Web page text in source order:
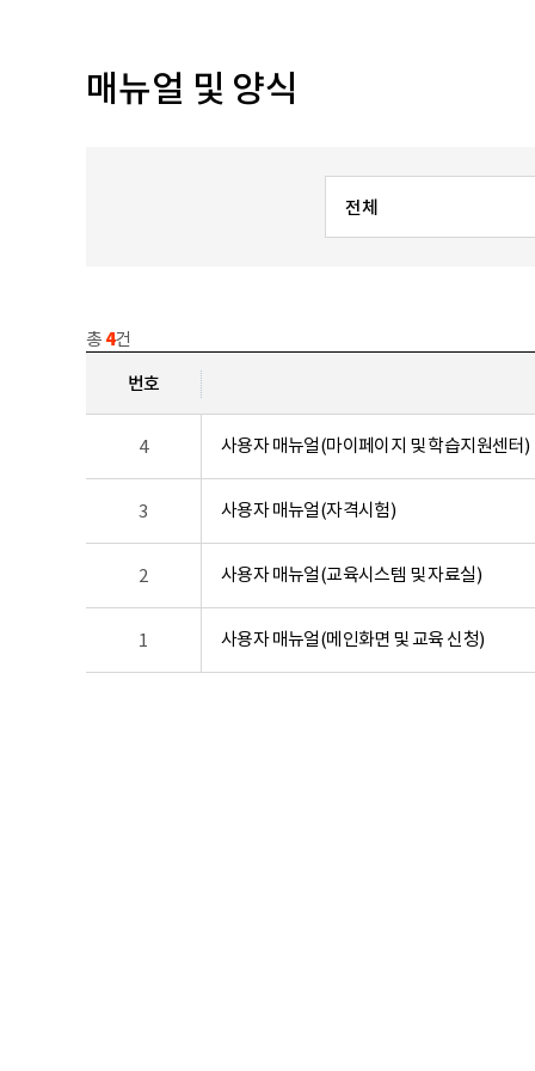
매뉴얼 및 양식
총 4건
번호
4 사용자 매뉴얼(마이페이지 및 학습지원센터)
3 사용자 매뉴얼(자격시험)
2 사용자 매뉴얼(교육시스템 및 자료실)
1 사용자 매뉴얼(메인화면 및 교육 신청)